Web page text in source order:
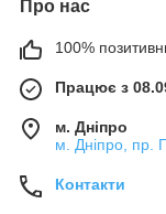
Про нас
100%
Працює з
м. Дніпро
м. Дніпро, пр.
Контакти